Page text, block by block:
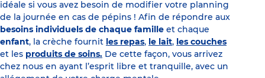
idéale si vous avez besoin de modifier votre planning
de la journée en cas de pépins ! Afin de répondre aux
besoins individuels de chaque famille et chaque
enfant, la crèche fournit les repas, le lait, les couches
et les produits de soins. De cette façon, vous arrivez
chez nous en ayant l’esprit libre et tranquille, avec un